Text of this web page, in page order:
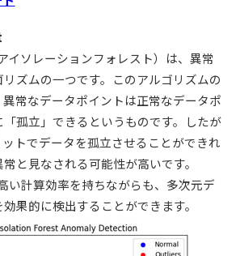
ソレーションフォレスト）は、異常
ズムの一つです。このアルゴリズムの
常なデータポイントは正常なデータポ
孤立」できるというものです。したが
トでデータを孤立させることができれ
と見なされる可能性が高いです。
計算効率を持ちながらも、多次元デ
果的に検出することができます。